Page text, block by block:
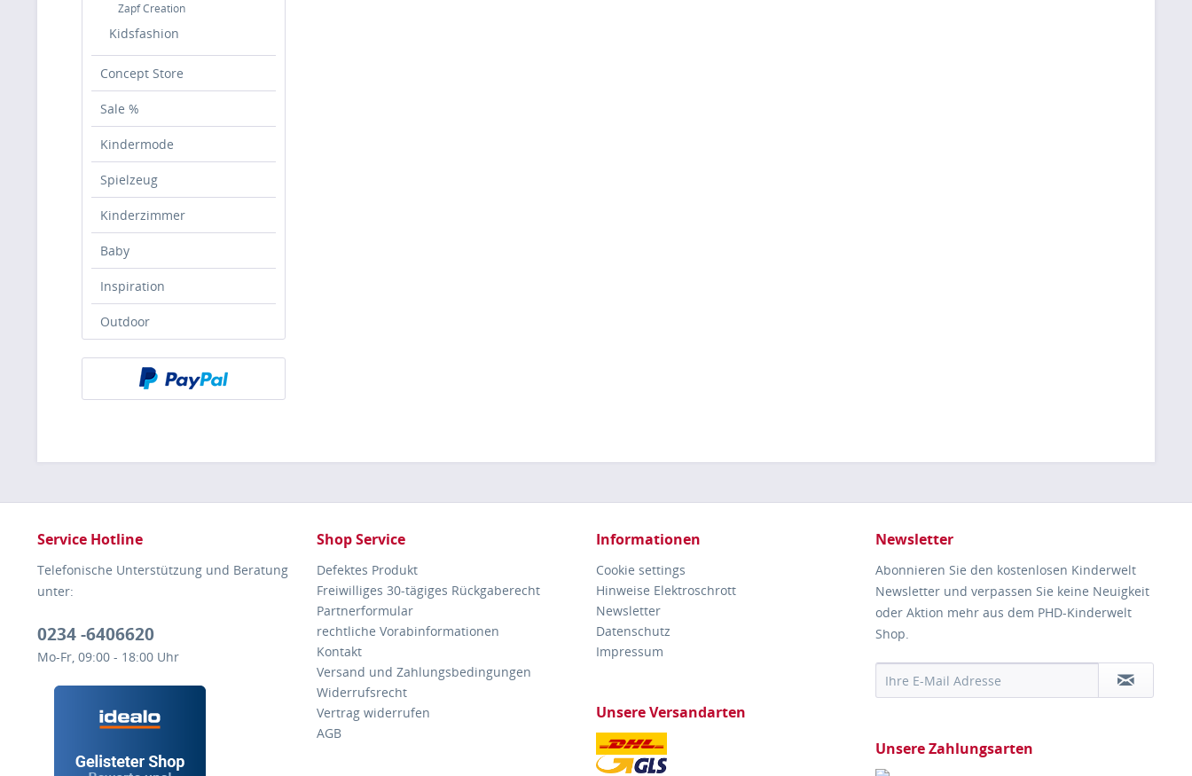
Zapf Creation
Kidsfashion
Concept Store
Sale %
Kindermode
Spielzeug
Kinderzimmer
Baby
Inspiration
Outdoor
Service Hotline
Telefonische Unterstützung und Beratung
unter:
0234 -6406620
Mo-Fr, 09:00 - 18:00 Uhr
Shop Service
Defektes Produkt
Freiwilliges 30-tägiges Rückgaberecht
Partnerformular
rechtliche Vorabinformationen
Kontakt
Versand und Zahlungsbedingungen
Widerrufsrecht
Vertrag widerrufen
AGB
Informationen
Cookie settings
Hinweise Elektroschrott
Newsletter
Datenschutz
Impressum
Unsere Versandarten
Newsletter
Abonnieren Sie den kostenlosen Kinderwelt
Newsletter und verpassen Sie keine Neuigkeit
oder Aktion mehr aus dem PHD-Kinderwelt
Shop.
Unsere Zahlungsarten